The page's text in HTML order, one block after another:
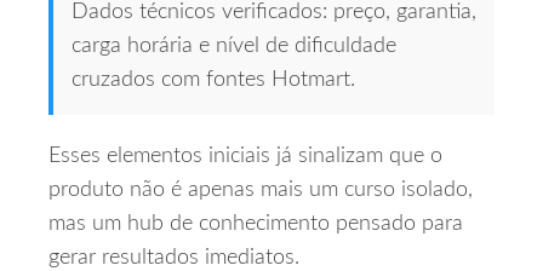
Dados técnicos verificados: preço, garantia,
carga horária e nível de dificuldade
cruzados com fontes Hotmart.
Esses elementos iniciais já sinalizam que o
produto não é apenas mais um curso isolado,
mas um hub de conhecimento pensado para
gerar resultados imediatos.